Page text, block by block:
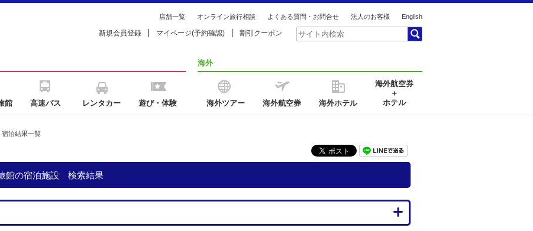
店舗一覧 オンライン旅行相談 よくある質問・お問合せ 法人のお客様 English
新規会員登録 マイページ(予約確認) 割引クーポン
館 高速バス レンタカー 遊び・体験
海外
海外ツアー 海外航空券 海外ホテル
海外航空券
＋
ホテル
宿泊結果一覧
館の宿泊施設 検索結果